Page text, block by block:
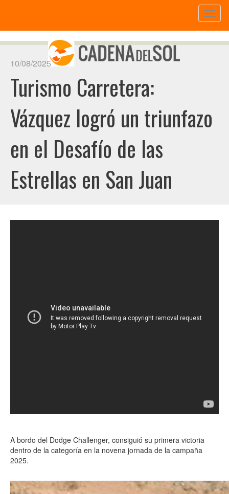
10/08/2025
Turismo Carretera:
Vázquez logró un triunfazo
en el Desafío de las
Estrellas en San Juan
A bordo del Dodge Challenger, consiguió su primera victoria
dentro de la categoría en la novena jornada de la campaña
2025.